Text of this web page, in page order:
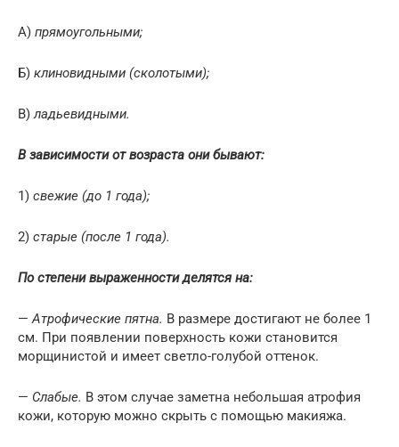
А) прямоугольными;
Б) клиновидными (сколотыми);
В)ладьевидными.
В зависимости от возраста они бывают:
1) свежие (до 1 года);
2) старые (после 1 года).
По степени выраженности делятся на:
—Атрофические пятна. В размере достигают не более 1
см. При появлении поверхность кожи становится
морщинистой и имеет светло-голубой оттенок.
— Слабые. В этом случае заметна небольшая атрофия
кожи, которую можно скрыть с помощью макияжа.